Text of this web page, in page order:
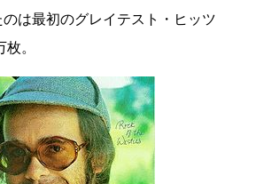
は最初のグレイテスト・ヒッツ
。